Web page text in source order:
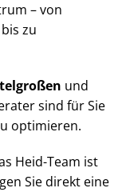
– von
zu
und
sind für Sie
optimieren.
Heid-Team ist
Sie direkt eine